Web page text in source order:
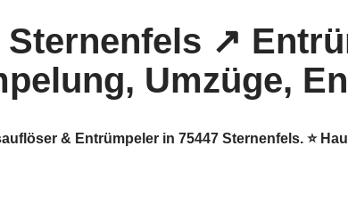
& Entrümpeler in 75447 Sternenfels. ⭐